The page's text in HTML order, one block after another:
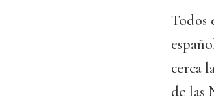
Todos
cerca
de las